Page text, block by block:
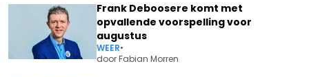
Frank Deboosere komt met
opvallende voorspelling voor
augustus
WEER•
doorFabian Morren